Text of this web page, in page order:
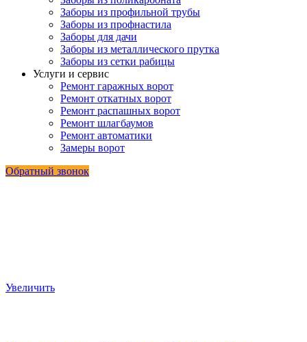
Заборы из профильной трубы
Заборы из профнастила
Заборы для дачи
Заборы из металлического прутка
Заборы из сетки рабицы
Услуги и сервис
Ремонт гаражных ворот
Ремонт откатных ворот
Ремонт распашных ворот
Ремонт шлагбаумов
Ремонт автоматики
Замеры ворот
Обратный звонок
Увеличить